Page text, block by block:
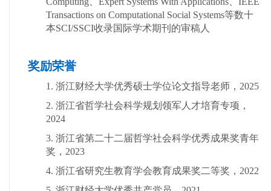
Transactions on Computational Social Systems等数十
本SCI/SSCI收录国际学术期刊的审稿人
奖励荣誉
1. 浙江财经大学优秀硕士学位论文指导老师，2025
2. 浙江省哲学社会科学规划领军人才培育专项，
2024
3. 浙江省第二十二届哲学社会科学优秀成果奖青年
奖，2023
4. 浙江省研究生教育学会教育成果奖二等奖，2022